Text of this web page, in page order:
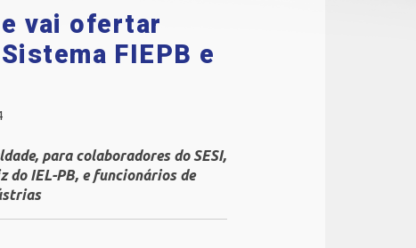
vai ofertar
FIEPB e
para colaboradores do SESI,
do IEL-PB, e funcionários de